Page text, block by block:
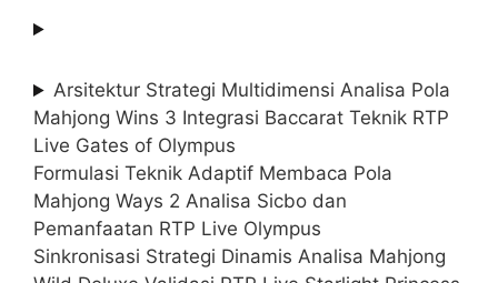
Arsitektur Strategi Multidimensi Analisa Pola
Mahjong Wins 3 Integrasi Baccarat Teknik RTP
Live Gates of Olympus
Formulasi Teknik Adaptif Membaca Pola
Mahjong Ways 2 Analisa Sicbo dan
Pemanfaatan RTP Live Olympus
Sinkronisasi Strategi Dinamis Analisa Mahjong